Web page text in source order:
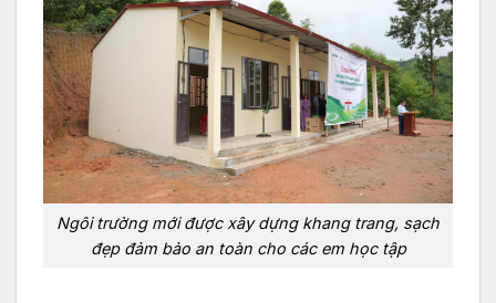
Ngôi trường mới được xây dựng khang trang, sạch
đẹp đảm bảo an toàn cho các em học tập